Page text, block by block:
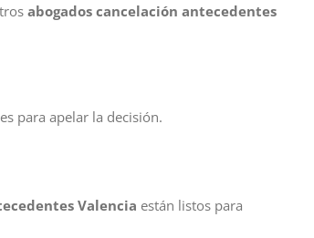
abogados cancelación antecedentes
para apelar la decisión.
Valencia están listos para